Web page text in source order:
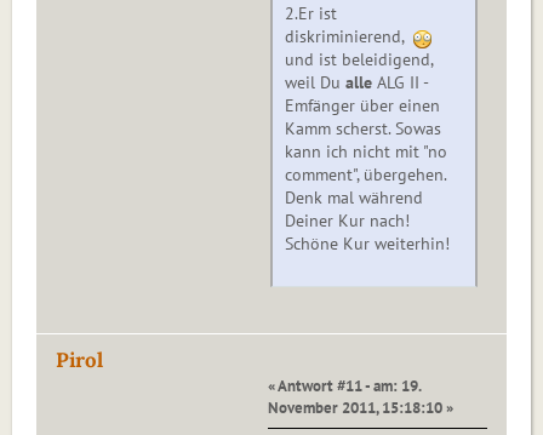
2.Er ist
diskriminierend,
und ist beleidigend,
weil Du alle ALG II -
Emfänger über einen
Kamm scherst. Sowas
kann ich nicht mit "no
comment", übergehen.
Denk mal während
Deiner Kur nach!
Schöne Kur weiterhin!
Pirol
« Antwort #11 - am: 19.
November 2011, 15:18:10 »